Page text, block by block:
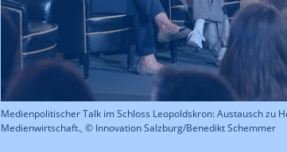
Medienpolitischer Talk im Schloss Leopoldskron: Austausch zu
Medienwirtschaft., © Innovation Salzburg/Benedikt Schemmer